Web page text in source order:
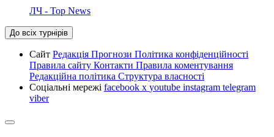
ЛЧ - Top News
До всіх турнірів
Сайт Редакція Прогнози Політика конфіденційності
Правила сайту Контакти Правила коментування
Редакційна політика Структура власності
Соціальні мережі facebook x youtube instagram telegram
viber